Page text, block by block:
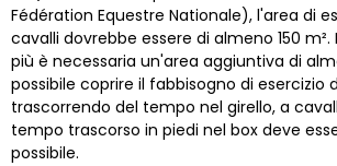
Fédération Equestre Nationale), l'area di
cavalli dovrebbe essere di almeno 150 m².
più è necessaria un'area aggiuntiva di
possibile coprire il fabbisogno di esercizio
trascorrendo del tempo nel girello, a
tempo trascorso in piedi nel box deve
possibile.